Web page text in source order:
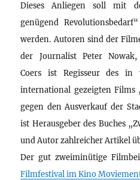
Dieses Anliegen soll mit
genügend
werden. Autoren sind der
der Journalist Peter
Coers ist Regisseur des in
international gezeigten Films
gegen den Ausverkauf der
ist Herausgeber des Buches
und Autor zahlreicher Artikel
Der gut zweiminütige
Filmfestival im Kino